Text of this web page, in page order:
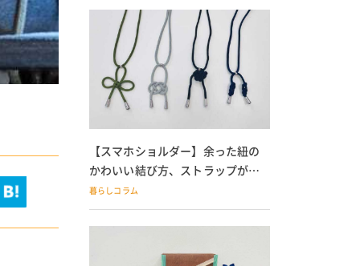
【スマホショルダー】余った紐の
かわいい結び方、ストラップが落
ちる人必見
暮らしコラム